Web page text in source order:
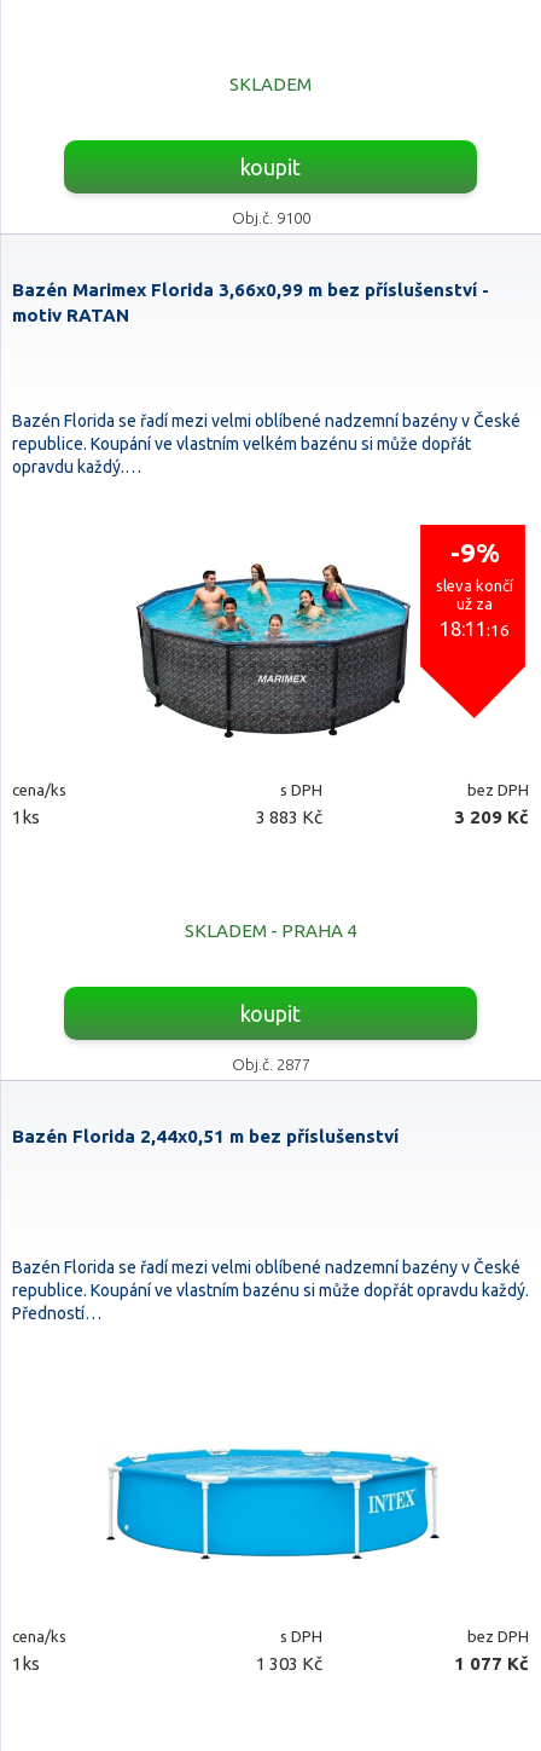
SKLADEM
koupit
Obj.č. 9100
Bazén Marimex Florida 3,66x0,99 m bez příslušenství -
motiv RATAN
Bazén Florida se řadí mezi velmi oblíbené nadzemní bazény v České
republice. Koupání ve vlastním velkém bazénu si může dopřát
opravdu každý.…
-9%
sleva končí
už za
18:11:15
cena/ks s DPH bez DPH
1ks 3 883 Kč 3 209 Kč
SKLADEM - PRAHA 4
koupit
Obj.č. 2877
Bazén Florida 2,44x0,51 m bez příslušenství
Bazén Florida se řadí mezi velmi oblíbené nadzemní bazény v České
republice. Koupání ve vlastním bazénu si může dopřát opravdu každý.
Předností…
cena/ks s DPH bez DPH
1ks 1 303 Kč 1 077 Kč